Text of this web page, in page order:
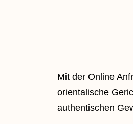
Mit der Online
orientalische
authentischen